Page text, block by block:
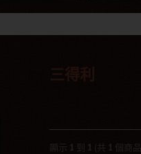
三得利
顯示 1 到 1 (共 1 個商